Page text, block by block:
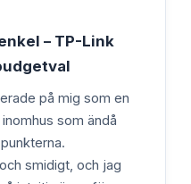
– TP-Link
på mig som en
som ändå
smidigt, och jag